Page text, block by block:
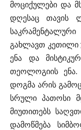
მოციქულები და
დღესაც თავის
გახლავთ კეთილი
ენა და
თეოლოგიის ენა.
დოგმა არის
სრული პათოსი
მიუთითებს
დამოწმება